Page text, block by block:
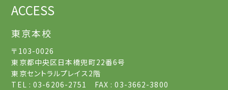
ACCESS
東京本校
〒103-0026
東京都中央区日本橋兜町22番6号
東京セントラルプレイス2階
TEL : 03-6206-2751 FAX : 03-3662-3800